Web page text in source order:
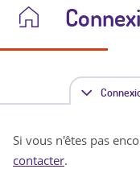
Si vous n'êtes pas
contacter.